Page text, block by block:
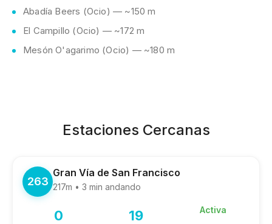
Abadía Beers (Ocio) — ~150 m
El Campillo (Ocio) — ~172 m
Mesón O'agarimo (Ocio) — ~180 m
Estaciones Cercanas
263
Gran Vía de San Francisco
217m • 3 min andando
0 19 Activa